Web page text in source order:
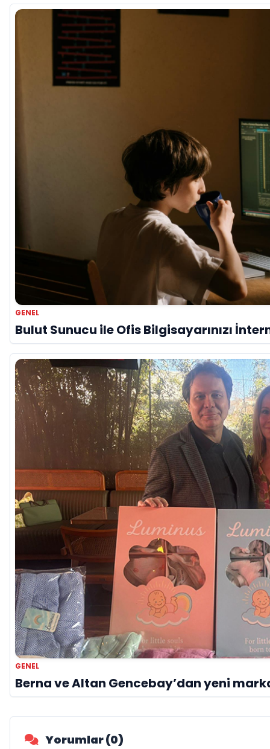
GENEL
Bulut Sunucu ile Ofis Bilgisayarınızı
GENEL
Berna ve Altan Gencebay’dan yeni
Yorumlar (0)